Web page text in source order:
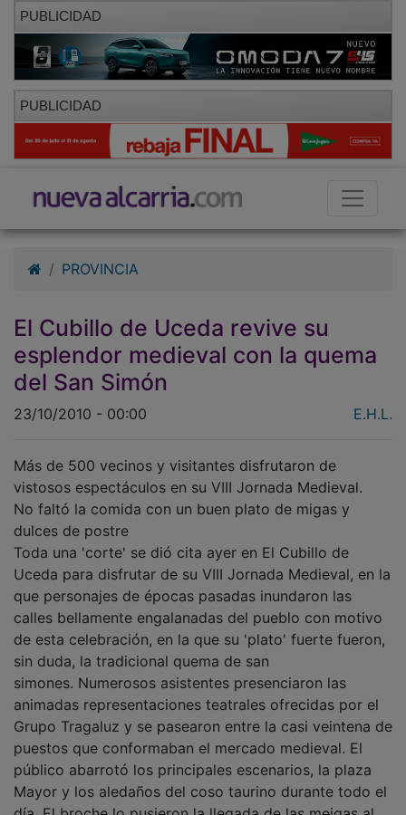
PUBLICIDAD
PUBLICIDAD
PROVINCIA
El Cubillo de Uceda revive su
esplendor medieval con la quema
del San Simón
23/10/2010 - 00:00 E.H.L.
Más de 500 vecinos y visitantes disfrutaron de
vistosos espectáculos en su VIII Jornada Medieval.
No faltó la comida con un buen plato de migas y
dulces de postre
Toda una 'corte' se dió cita ayer en El Cubillo de
Uceda para disfrutar de su VIII Jornada Medieval, en la
que personajes de épocas pasadas inundaron las
calles bellamente engalanadas del pueblo con motivo
de esta celebración, en la que su 'plato' fuerte fueron,
sin duda, la tradicional quema de san
simones. Numerosos asistentes presenciaron las
animadas representaciones teatrales ofrecidas por el
Grupo Tragaluz y se pasearon entre la casi veintena de
puestos que conformaban el mercado medieval. El
público abarrotó los principales escenarios, la plaza
Mayor y los aledaños del coso taurino durante todo el